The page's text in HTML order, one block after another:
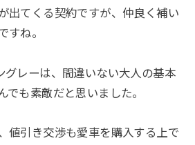
出てくる契約ですが、仲良く補い
すね。
グレーは、間違いない大人の基本
でも素敵だと思いました。
値引き交渉も愛車を購入する上で